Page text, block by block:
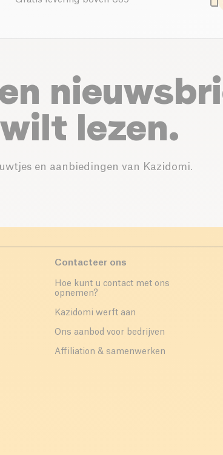
lezen.
en aanbiedingen van Kazidomi.
Contacteer ons
Hoe kunt u contact met ons
opnemen?
Kazidomi werft aan
Ons aanbod voor bedrijven
Affiliation & samenwerken